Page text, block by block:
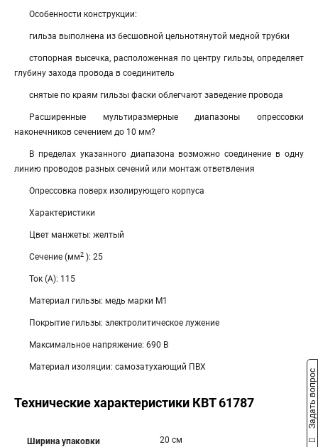
Особенности конструкции:
гильза выполнена из бесшовной цельнотянутой медной трубки
стопорная высечка, расположенная по центру гильзы, определяет
глубину захода провода в соединитель
снятые по краям гильзы фаски облегчают заведение провода
Расширенные мультиразмерные диапазоны опрессовки
наконечников сечением до 10 мм?
В пределах указанного диапазона возможно соединение в одну
линию проводов разных сечений или монтаж ответвления
Опрессовка поверх изолирующего корпуса
Характеристики
Цвет манжеты: желтый
Сечение (мм2 ): 25
Ток (А): 115
Материал гильзы: медь марки М1
Покрытие гильзы: электролитическое лужение
Максимальное напряжение: 690 В
Материал изоляции: самозатухающий ПВХ
Технические характеристики КВТ 61787
Ширина упаковки 20 см
Задать вопрос